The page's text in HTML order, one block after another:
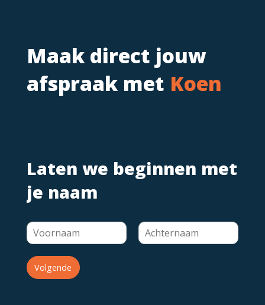
Maak direct jouw
afspraak met Koen
Laten we beginnen met
je naam
Volgende